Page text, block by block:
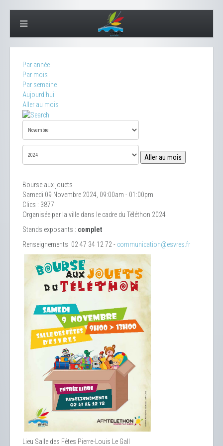
Par année
Par mois
Par semaine
Aujourd'hui
Aller au mois
Aller au mois
Bourse aux jouets
Samedi 09 Novembre 2024, 09:00am - 01:00pm
Clics : 3877
Organisée par la ville dans le cadre du Téléthon 2024
Stands exposants : complet
Renseignements 02 47 34 12 72 - communication@esvres.fr
Lieu Salle des Fêtes Pierre-Louis Le Gall